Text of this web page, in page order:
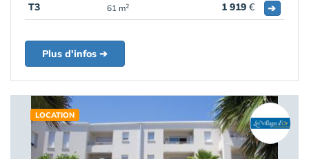
T3
61 m2 1 919 € ➔
Plus d'infos ➔
LOCATION